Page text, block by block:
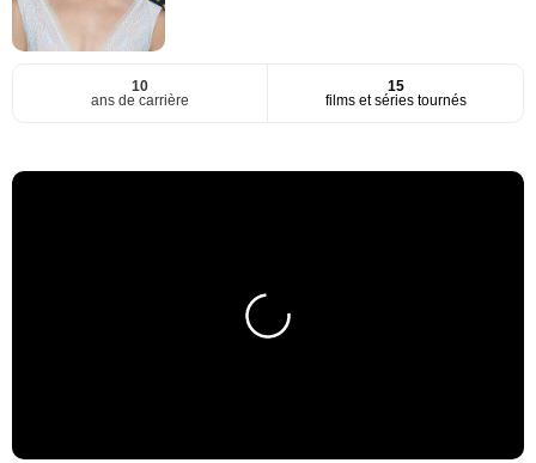
10
ans de carrière
15
films et séries tournés